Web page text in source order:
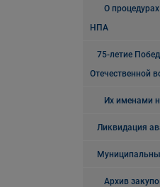
О
НПА
75-летие
Отечественной
Их именами
Ликвидация
Архив